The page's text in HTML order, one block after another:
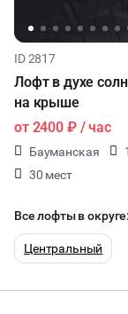
ID 2817
Лофт в духе
на крыше
от 2400 ₽/ час
Бауманская
30 мест
Все лофты в округе:
Центральный